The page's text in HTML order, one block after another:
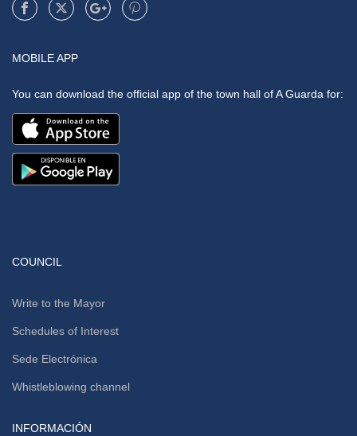
MOBILE APP
You can download the official app of the town hall of A Guarda for:
COUNCIL
Write to the Mayor
Schedules of Interest
Sede Electrónica
Whistleblowing channel
INFORMACIÓN